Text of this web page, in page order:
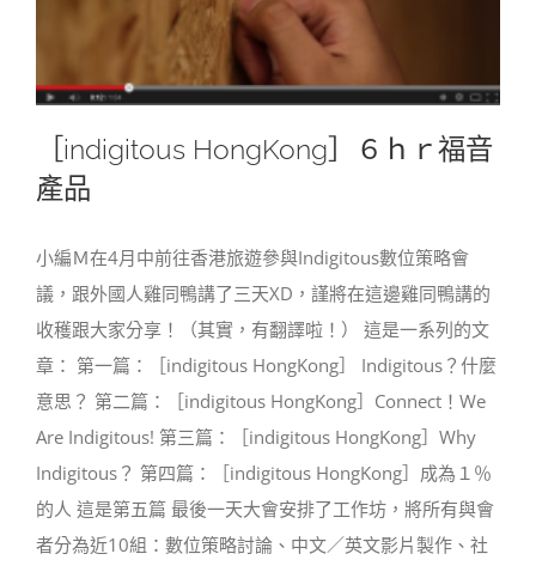
［indigitous HongKong］６ｈｒ福音
產品
小編Ｍ在4月中前往香港旅遊參與Indigitous數位策略會
議，跟外國人雞同鴨講了三天XD，謹將在這邊雞同鴨講的
收穫跟大家分享！（其實，有翻譯啦！） 這是一系列的文
章： 第一篇：［indigitous HongKong］ Indigitous？什麼
意思？ 第二篇：［indigitous HongKong］Connect！We
Are Indigitous! 第三篇：［indigitous HongKong］Why
Indigitous？ 第四篇：［indigitous HongKong］成為１％
的人 這是第五篇 最後一天大會安排了工作坊，將所有與會
者分為近10組：數位策略討論、中文／英文影片製作、社